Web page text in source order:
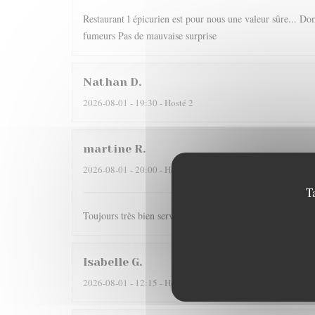
Restaurant l épicurien est pour nous une valeur sûre...
fumeurs Pas de mauvaise surprise
Nathan D
2026-08-01 - 19:30 - Hosté 2
martine R
2026-08-01 - 20:00 - Hosté 2
Toujours très bien servi et un régal pour les papilles il y
Isabelle G
2026-08-01 - 12:15 - Hosté 4